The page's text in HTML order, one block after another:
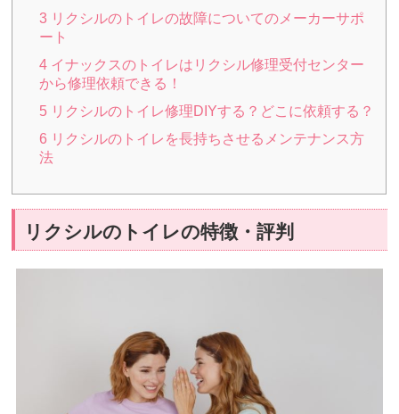
3 リクシルのトイレの故障についてのメーカーサポ
ート
4 イナックスのトイレはリクシル修理受付センター
から修理依頼できる！
5 リクシルのトイレ修理DIYする？どこに依頼する？
6 リクシルのトイレを長持ちさせるメンテナンス方
法
リクシルのトイレの特徴・評判